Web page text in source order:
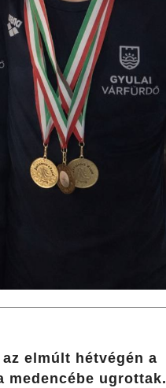
elmúlt hétvégén a
medencébe ugrottak.